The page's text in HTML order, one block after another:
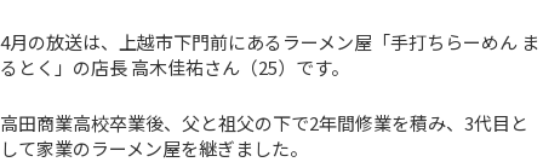
4月の放送は、上越市下門前にあるラーメン屋「手打ちらーめん ま
るとく」の店長 高木佳祐さん（25）です。
高田商業高校卒業後、父と祖父の下で2年間修業を積み、3代目と
して家業のラーメン屋を継ぎました。